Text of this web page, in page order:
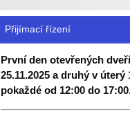
Přijímací řízení
První den otevřených
25.11.2025 a druhý v úterý
pokaždé od 12:00 do